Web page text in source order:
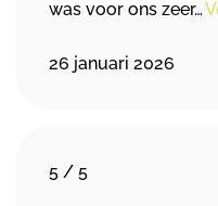
was voor ons zeer…
26 januari 2026
5 / 5